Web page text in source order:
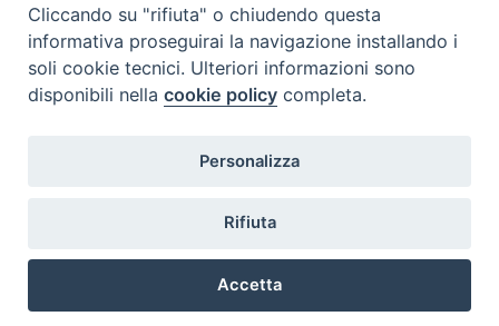
Contatti & Info
C.ne Aurelia, 50 – 00165 Roma
Contatti
Scrivi a: cnvf@chiesacattolica.it
Cliccando su "rifiuta" o chiudendo questa
informativa proseguirai la navigazione installando i
soli cookie tecnici. Ulteriori informazioni sono
disponibili nellacookie policy completa.
Personalizza
Rifiuta
Accetta